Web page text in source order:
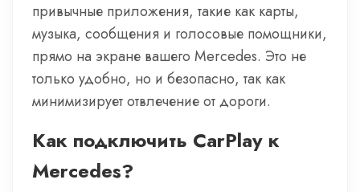
привычные приложения, такие как карты,
музыка, сообщения и голосовые помощники,
прямо на экране вашего Mercedes. Это не
только удобно, но и безопасно, так как
минимизирует отвлечение от дороги.
Как подключить CarPlay к
Mercedes?